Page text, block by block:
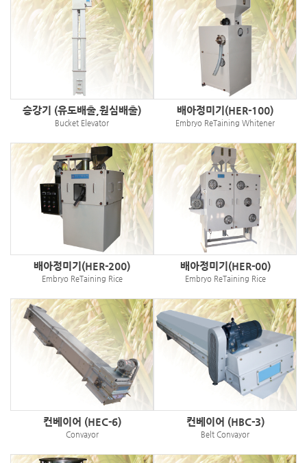
승강기 (유도배출,원심배출)
Bucket Elevator
배아정미기(HER-100)
Embryo ReTaining Whitener
배아정미기(HER-200)
Embryo ReTaining Rice
배아정미기(HER-00)
Embryo ReTaining Rice
컨베이어 (HEC-6)
Convayor
컨베이어 (HBC-3)
Belt Convayor